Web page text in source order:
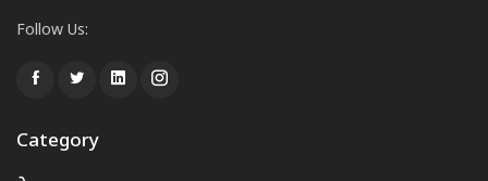
Follow Us:
Category